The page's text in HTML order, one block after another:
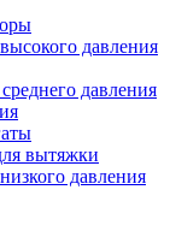
давления
давления
вытяжки
давления